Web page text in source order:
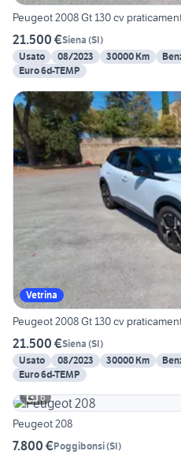
Peugeot 2008 Gt 130 cv
21.500 €Siena (SI)
Usato
08/2023 30000 Km
Euro 6d-TEMP
Vetrina
Peugeot 2008 Gt 130 cv
21.500 €Siena (SI)
Usato
08/2023 30000 Km
Euro 6d-TEMP
6
Peugeot 208
7.800 €Poggibonsi(SI)